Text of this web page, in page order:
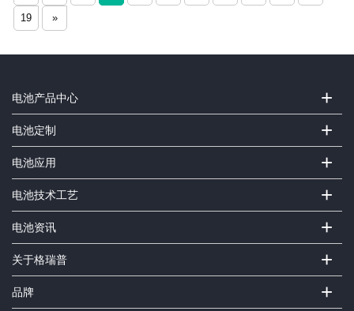
19 »
电池产品中心 +
电池定制 +
电池应用 +
电池技术工艺 +
电池资讯 +
关于格瑞普 +
品牌 +